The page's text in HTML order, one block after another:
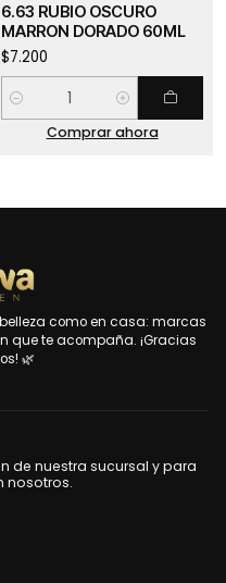
6.63 RUBIO OSCURO
MARRON DORADO 60ML
$7.200
Cantidad
Comprar ahora
como en casa: marcas
que te acompaña. ¡Gracias
🌿
de nuestra sucursal y para
nosotros.